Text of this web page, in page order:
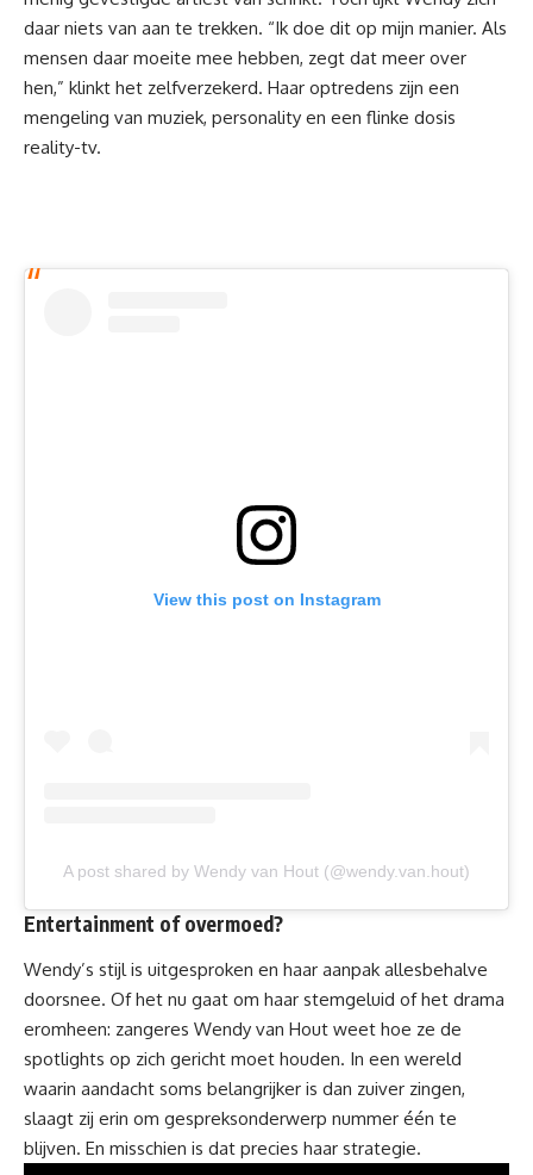
daar niets van aan te trekken. “Ik doe dit op mijn manier. Als
mensen daar moeite mee hebben, zegt dat meer over
hen,” klinkt het zelfverzekerd. Haar optredens zijn een
mengeling van muziek, personality en een flinke dosis
reality-tv.
View this post on Instagram
A post shared by Wendy van Hout (@wendy.van.hout)
Entertainment of overmoed?
Wendy’s stijl is uitgesproken en haar aanpak allesbehalve
doorsnee. Of het nu gaat om haar stemgeluid of het drama
eromheen: zangeres Wendy van Hout weet hoe ze de
spotlights op zich gericht moet houden. In een wereld
waarin aandacht soms belangrijker is dan zuiver zingen,
slaagt zij erin om gespreksonderwerp nummer één te
blijven. En misschien is dat precies haar strategie.